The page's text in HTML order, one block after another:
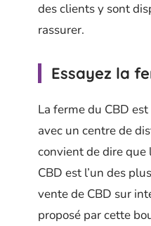
des clients y sont
rassurer.
Essayez la
La ferme du CBD
avec un centre de
convient de dire que
CBD est l’un des
vente de CBD sur
proposé par cette